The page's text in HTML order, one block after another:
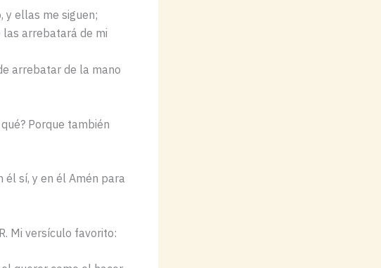
y ellas me siguen;
las arrebatará de mi
arrebatar de la mano
Porque también
él sí, y en él Amén para
Mi versículo favorito: